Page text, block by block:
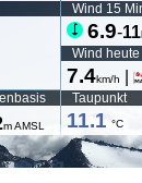
Wind 15
6.9-11
Wind heute
7.4km/h |
m AMSL
Taupunkt
11.1 °C